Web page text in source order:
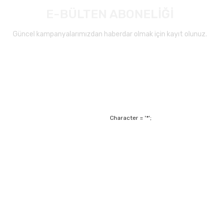
Güncel kampanyalarımızdan haberdar olmak için kayıt olunuz.
Character = '*';